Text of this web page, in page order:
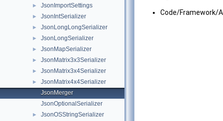
► JsonImportSettings
► JsonIntSerializer
► JsonLongLongSerializer
► JsonLongSerializer
► JsonMapSerializer
► JsonMatrix3x3Serializer
► JsonMatrix3x4Serializer
►
JsonMatrix4x4Serializer
JsonMerger
JsonOptionalSerializer
► JsonOSStringSerializer
Code/Framework/